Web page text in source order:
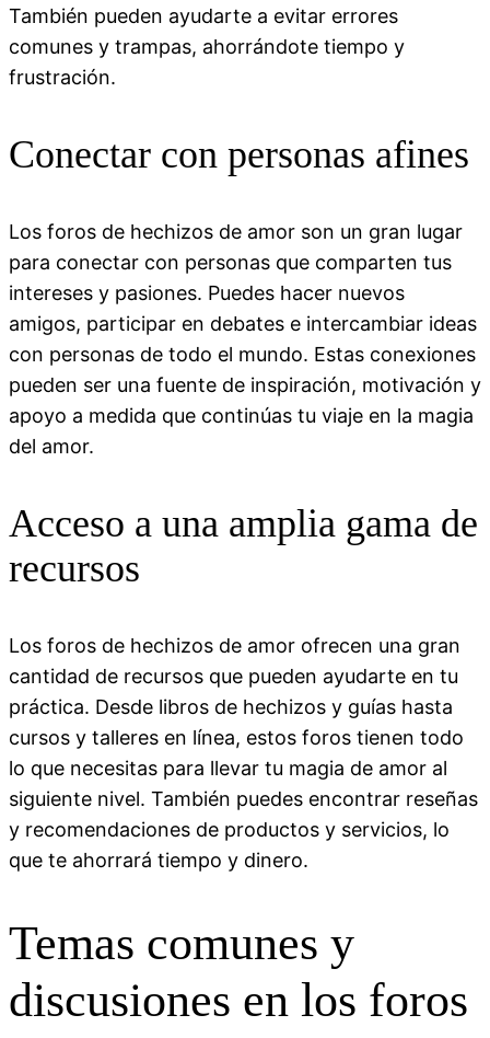
También pueden ayudarte a evitar errores
comunes y trampas, ahorrándote tiempo y
frustración.
Conectar con personas afines
Los foros de hechizos de amor son un gran lugar
para conectar con personas que comparten tus
intereses y pasiones. Puedes hacer nuevos
amigos, participar en debates e intercambiar ideas
con personas de todo el mundo. Estas conexiones
pueden ser una fuente de inspiración, motivación y
apoyo a medida que continúas tu viaje en la magia
del amor.
Acceso a una amplia gama de
recursos
Los foros de hechizos de amor ofrecen una gran
cantidad de recursos que pueden ayudarte en tu
práctica. Desde libros de hechizos y guías hasta
cursos y talleres en línea, estos foros tienen todo
lo que necesitas para llevar tu magia de amor al
siguiente nivel. También puedes encontrar reseñas
y recomendaciones de productos y servicios, lo
que te ahorrará tiempo y dinero.
Temas comunes y
discusiones en los foros